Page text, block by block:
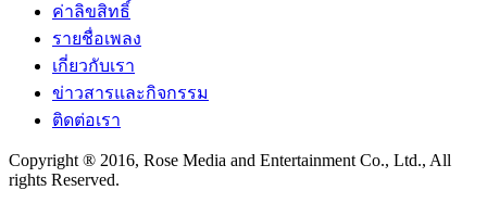
ค่าลิขสิทธิ์
รายชื่อเพลง
เกี่ยวกับเรา
ข่าวสารและกิจกรรม
ติดต่อเรา
Copyright ® 2016, Rose Media and Entertainment Co., Ltd., All
rights Reserved.